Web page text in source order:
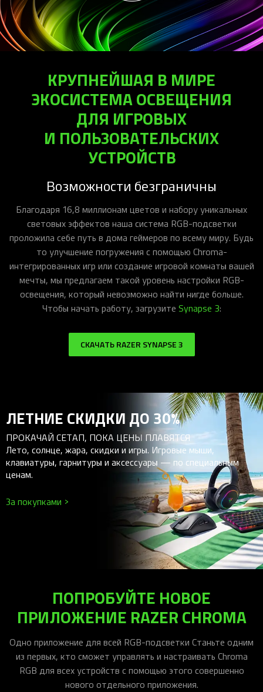
Рюкзаки
Аксессуары
Новинки
Pro Click
Аксессуары для мышей
Игровые мыши
Tartarus
Аксессуары для клавиатур
Все клавиатуры
Hammerhead
Аксессуары для аудио
Все аудио для ПК
Wireless Control Pod
Kraken Kitty
Kiyo
Контроллеры
Ripsaw
Все устройства
Goliathus
Firefly
HyperFlux V2
Sphex
Gigantus
Pro Click V2
Pro Click V2 Vertical
Pro Type Ergo
Pro Glide XXL
Аксессуары
Коллаборации
Софт
Synapse 3
Chroma™ RGB
7.1 Sound
Synapse 2 Legacy
Virtual Ring Light
Razer Axon
Streamer Companion App
Cortex
iOS-приложения
Киберспорт
Игровые ивенты
КРУПНЕЙШАЯ В МИРЕ
ЭКОСИСТЕМА ОСВЕЩЕНИЯ
ДЛЯ ИГРОВЫХ
И ПОЛЬЗОВАТЕЛЬСКИХ
УСТРОЙСТВ
Возможности безграничны
Благодаря 16,8 миллионам цветов и набору уникальных
световых эффектов наша система RGB-подсветки
проложила себе путь в дома геймеров по всему миру. Будь
то улучшение погружения с помощью Chroma-
интегрированных игр или создание игровой комнаты вашей
мечты, мы предлагаем такой уровень настройки RGB-
освещения, который невозможно найти нигде больше.
Чтобы начать работу, загрузите Synapse 3:
СКАЧАТЬ RAZER SYNAPSE 3
ЛЕТНИЕ СКИДКИ ДО 30%
ПРОКАЧАЙ СЕТАП, ПОКА ЦЕНЫ ПЛАВЯТСЯ
Лето, солнце, жара, скидки и игры. Игровые мыши,
клавиатуры, гарнитуры и аксессуары — по специальным
ценам.
За покупками >
ПОПРОБУЙТЕ НОВОЕ
ПРИЛОЖЕНИЕ RAZER CHROMA
Одно приложение для всей RGB-подсветки Станьте одним
из первых, кто сможет управлять и настраивать Chroma
RGB для всех устройств с помощью этого совершенно
нового отдельного приложения.